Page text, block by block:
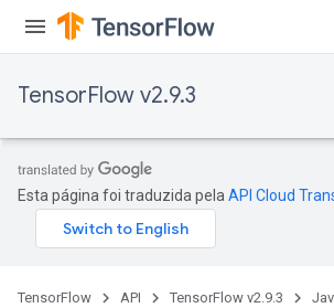
TensorFlow v2.9.3
Esta página foi traduzida pela API Cloud
TensorFlow API TensorFlow v2.9.3